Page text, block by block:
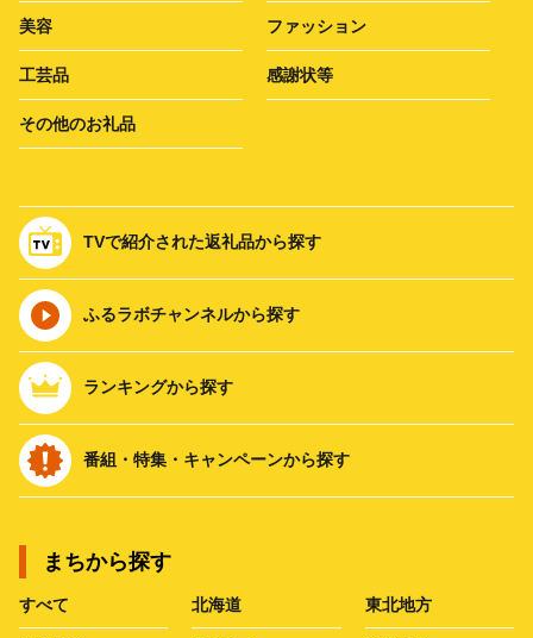
美容 ファッション
工芸品 感謝状等
その他のお礼品
TVで紹介された返礼品から探す
ふるラボチャンネルから探す
ランキングから探す
番組・特集・キャンペーンから探す
まちから探す
すべて 北海道 東北地方